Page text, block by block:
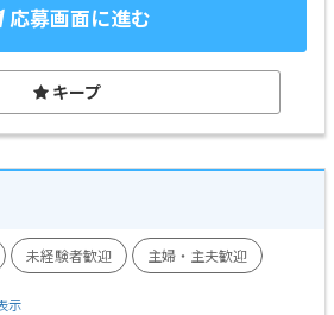
応募画面に進む
キープ
未経験者歓迎
主婦・主夫歓迎
示